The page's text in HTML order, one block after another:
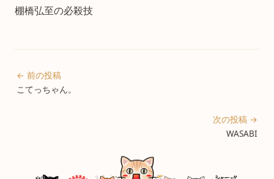
棚橋弘至の必殺技
← 前の投稿
こてっちゃん。
次の投稿 →
WASABI